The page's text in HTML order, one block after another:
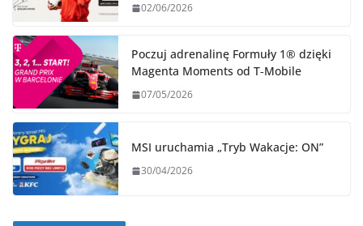
02/06/2026
Poczuj adrenalinę Formuły 1® dzięki
Magenta Moments od T‑Mobile
07/05/2026
MSI uruchamia „Tryb Wakacje: ON”
30/04/2026